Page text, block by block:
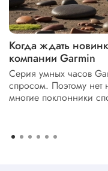
Когда ждать
компании Garmin
Серия умных часов
спросом. Поэтому нет
многие поклонники